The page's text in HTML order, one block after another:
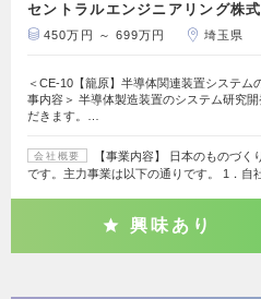
セントラルエンジニアリング株
450万円 ～ 699万円 埼玉県
＜CE-10【籠原】半導体関連装置システム
事内容＞ 半導体製造装置のシステム研究
だきます。…
会社概要
【事業内容】 日本のものづ
です。主力事業は以下の通りです。 1．自
興味あり